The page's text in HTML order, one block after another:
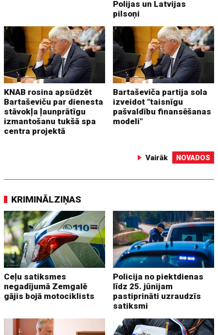
Polijas un Latvijas
pilsoņi
KNAB rosina apsūdzēt
Bartaševiču par dienesta
stāvokļa ļaunprātīgu
izmantošanu tukšā spa
centra projektā
Bartaševiča partija sola
izveidot "taisnīgu
pašvaldību finansēšanas
modeli"
Vairāk NOVADOS
KRIMINĀLZIŅAS
Ceļu satiksmes
negadījumā Zemgalē
gājis bojā motociklists
Policija no piektdienas
līdz 25. jūnijam
pastiprināti uzraudzīs
satiksmi